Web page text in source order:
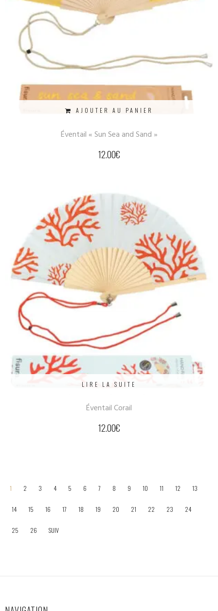
AJOUTER AU PANIER
Éventail « Sun Sea and Sand »
12.00€
LIRE LA SUITE
Éventail Corail
12.00€
1 2 3 4 5 6 7 8 9 10 11 12 13
14 15 16 17 18 19 20 21 22 23 24
25 26 SUIV